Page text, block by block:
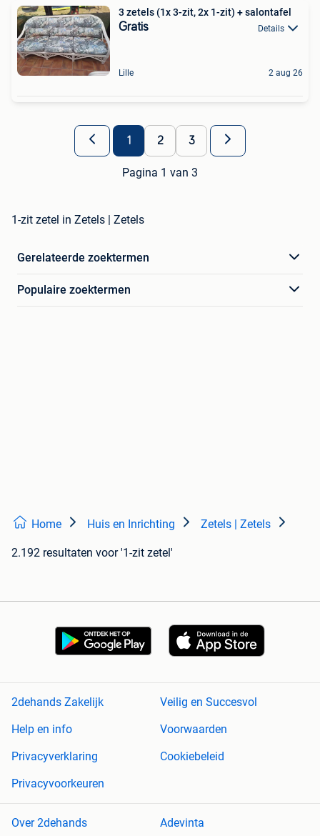
3 zetels (1x 3-zit, 2x 1-zit) + salontafel
Gratis Details
Lille 2 aug 26
1 2 3
Pagina 1 van 3
1-zit zetel in Zetels | Zetels
Gerelateerde zoektermen
Populaire zoektermen
Home Huis en Inrichting Zetels | Zetels
2.192 resultaten voor '1-zit zetel'
2dehands Zakelijk
Veilig en Succesvol
Help en info
Voorwaarden
Privacyverklaring
Cookiebeleid
Privacyvoorkeuren
Over 2dehands Adevinta